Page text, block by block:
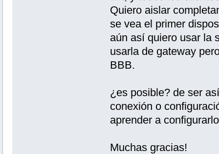
Quiero aislar
se vea el primer
aún así quiero usar la
usarla de gateway
BBB.
¿es posible? de ser
conexión o
aprender a
Muchas gracias!